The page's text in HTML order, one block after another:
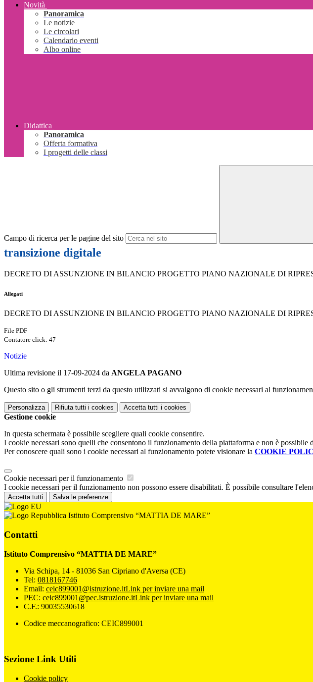
Novità
Panoramica
Le notizie
Le circolari
Calendario eventi
Albo online
Didattica
Panoramica
Offerta formativa
I progetti delle classi
Campo di ricerca per le pagine del sito
transizione digitale
DECRETO DI ASSUNZIONE IN BILANCIO PROGETTO PIANO NAZIONALE DI
Allegati
DECRETO DI ASSUNZIONE IN BILANCIO PROGETTO PIANO NAZIONALE DI
File PDF
Contatore click: 47
Notizie
Ultima revisione il 17-09-2024 da ANGELA PAGANO
Questo sito o gli strumenti terzi da questo utilizzati si avvalgono di cookie necessari al
Personalizza Rifiuta tutti i cookies Accetta tutti i cookies
Gestione cookie
In questa schermata è possibile scegliere quali cookie consentire.
I cookie necessari sono quelli che consentono il funzionamento della piattaforma e non è possibile
Per conoscere quali sono i cookie necessari al funzionamento potete visionare la COOKIE
Cookie necessari per il funzionamento
I cookie necessari per il funzionamento non possono essere disabilitati. È possibile consultare
Accetta tutti Salva le preferenze
Istituto Comprensivo “MATTIA DE MARE”
Contatti
Istituto Comprensivo “MATTIA DE MARE”
Via Schipa, 14 - 81036 San Cipriano d'Aversa (CE)
Tel: 0818167746
Email: ceic899001@istruzione.itLink per inviare una mail
PEC: ceic899001@pec.istruzione.itLink per inviare una mail
C.F.: 90035530618
Codice meccanografico: CEIC899001
Sezione Link Utili
Cookie policy